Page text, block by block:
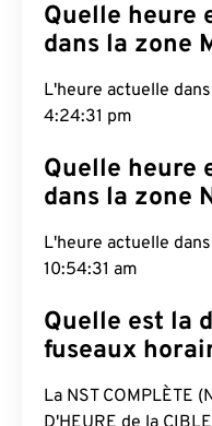
Quelle heure
dans la zone
L'heure actuelle
4:24:32 pm
Quelle heure
dans la zone
L'heure actuelle
10:54:32 am
Quelle est la
fuseaux
La NST COMPLÈTE